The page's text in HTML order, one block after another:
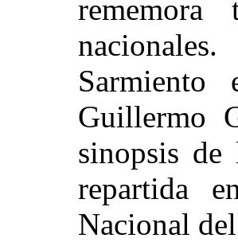
Guillermo
sinopsis
repartida
Nacional